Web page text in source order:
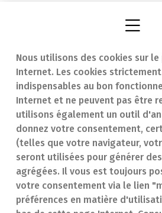
Nous utilisons des cookies sur
Internet. Les cookies
indispensables au bon
Internet et ne peuvent pas être
utilisons également un outil
donnez votre consentement,
(telles que votre navigateur,
seront utilisées pour générer
agrégées. Il vous est toujours
votre consentement via le lien
préférences en matière
Trouver une
pharmacie
Notre expertise
Maladies
Médicaments
En